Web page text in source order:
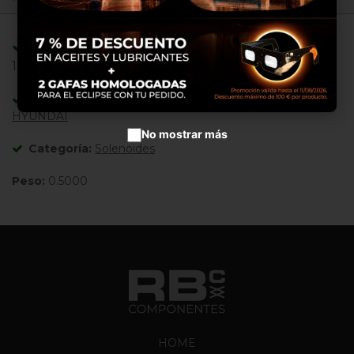
Adaptable/Compatible con Referencias:
1756ES-24E3ULB1S ,
Adaptable/Compatible con Máquinas:
HYUNDAI
Categoría: Solenoides
Peso: 0.5000
HOME
Aceptar cookies
No mostrar más